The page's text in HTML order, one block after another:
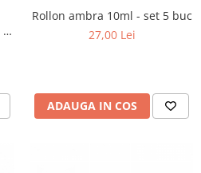
Rollon ambra 10ml - set 5 buc
27,00 Lei
ADAUGA IN COS